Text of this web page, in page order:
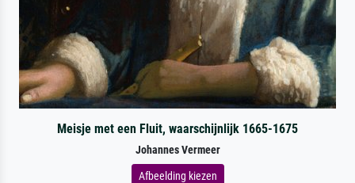
Meisje met een Fluit, waarschijnlijk 1665-1675
Johannes Vermeer
Afbeelding kiezen